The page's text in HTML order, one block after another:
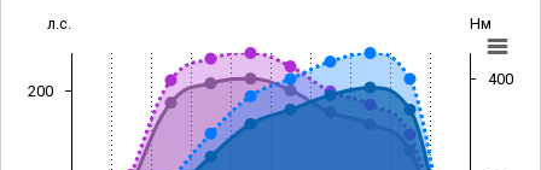
л.с. Нм
200
400